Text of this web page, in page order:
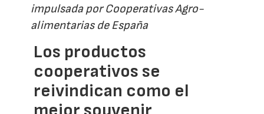
impulsada por Cooperativas Agro-
alimentarias de España
Los productos
cooperativos se
reivindican como el